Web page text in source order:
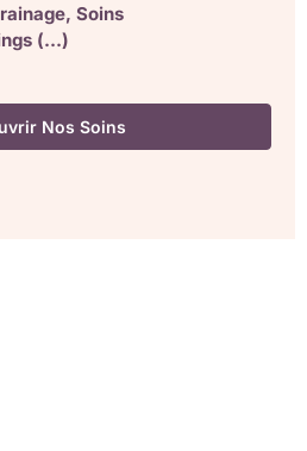
Soins
(…)
Nos Soins